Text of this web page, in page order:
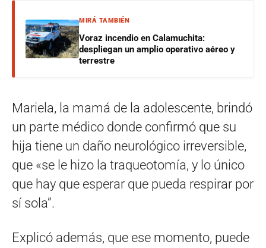
MIRÁ TAMBIÉN
Voraz incendio en Calamuchita:
despliegan un amplio operativo aéreo y
terrestre
Mariela, la mamá de la adolescente, brindó
un parte médico donde confirmó que su
hija tiene un daño neurológico irreversible,
que «se le hizo la traqueotomía, y lo único
que hay que esperar que pueda respirar por
sí sola”.
Explicó además, que ese momento, puede